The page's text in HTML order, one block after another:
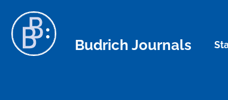
Hauptinhalt
Sidebar
Budrich Journals